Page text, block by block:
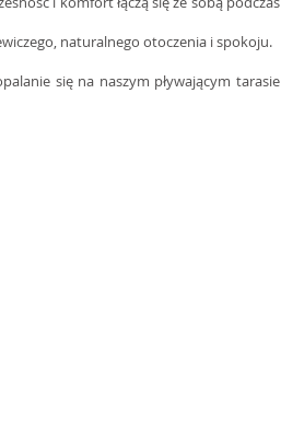
naturalnego otoczenia i spokoju.
się na naszym pływającym tarasie